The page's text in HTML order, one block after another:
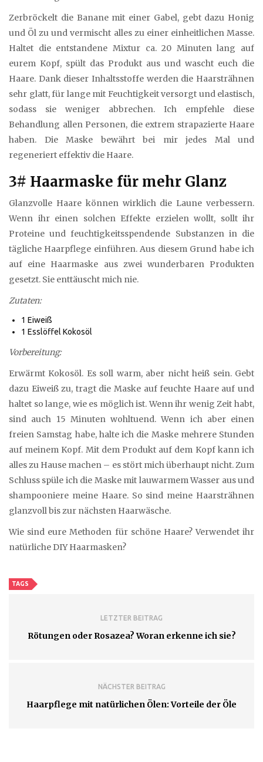
Zerbröckelt die Banane mit einer Gabel, gebt dazu Honig
und Öl zu und vermischt alles zu einer einheitlichen Masse.
Haltet die entstandene Mixtur ca. 20 Minuten lang auf
eurem Kopf, spült das Produkt aus und wascht euch die
Haare. Dank dieser Inhaltsstoffe werden die Haarsträhnen
sehr glatt, für lange mit Feuchtigkeit versorgt und elastisch,
sodass sie weniger abbrechen. Ich empfehle diese
Behandlung allen Personen, die extrem strapazierte Haare
haben. Die Maske bewährt bei mir jedes Mal und
regeneriert effektiv die Haare.
3# Haarmaske für mehr Glanz
Glanzvolle Haare können wirklich die Laune verbessern.
Wenn ihr einen solchen Effekte erzielen wollt, sollt ihr
Proteine und feuchtigkeitsspendende Substanzen in die
tägliche Haarpflege einführen. Aus diesem Grund habe ich
auf eine Haarmaske aus zwei wunderbaren Produkten
gesetzt. Sie enttäuscht mich nie.
Zutaten:
1 Eiweiß
1 Esslöffel Kokosöl
Vorbereitung:
Erwärmt Kokosöl. Es soll warm, aber nicht heiß sein. Gebt
dazu Eiweiß zu, tragt die Maske auf feuchte Haare auf und
haltet so lange, wie es möglich ist. Wenn ihr wenig Zeit habt,
sind auch 15 Minuten wohltuend. Wenn ich aber einen
freien Samstag habe, halte ich die Maske mehrere Stunden
auf meinem Kopf. Mit dem Produkt auf dem Kopf kann ich
alles zu Hause machen – es stört mich überhaupt nicht. Zum
Schluss spüle ich die Maske mit lauwarmem Wasser aus und
shampooniere meine Haare. So sind meine Haarsträhnen
glanzvoll bis zur nächsten Haarwäsche.
Wie sind eure Methoden für schöne Haare? Verwendet ihr
natürliche DIY Haarmasken?
TAGS
LETZTER BEITRAG
Rötungen oder Rosazea? Woran erkenne ich sie?
NÄCHSTER BEITRAG
Haarpflege mit natürlichen Ölen: Vorteile der Öle